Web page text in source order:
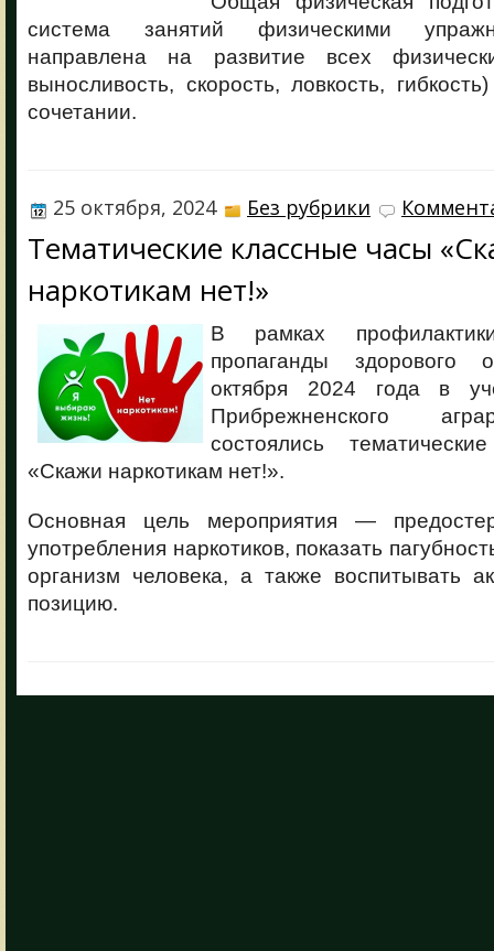
система занятий физическими
направлена на развитие всех
выносливость, скорость, ловкость,
сочетании.
25 октября, 2024 Без рубрики
Тематические классные часы
наркотикам нет!»
В рамках
пропаганды
октября 2024 года в
Прибрежненского
состоялись
«Скажи наркотикам нет!».
Основная цель мероприятия —
употребления наркотиков, показать
организм человека, а также воспитывать
позицию.